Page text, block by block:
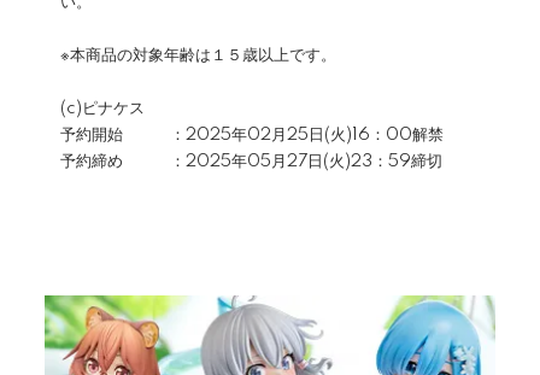
※本商品の対象年齢は１５歳以上です。
(c)ピナケス
予約開始 ：2025年02月25日(火)16：00解禁
予約締め ：2025年05月27日(火)23：59締切
カテゴリ